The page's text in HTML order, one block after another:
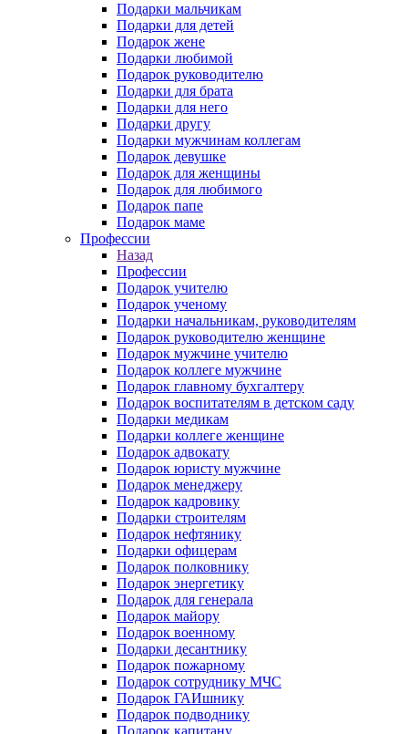
Подарки мальчикам
Подарки для детей
Подарок жене
Подарки любимой
Подарок руководителю
Подарки для брата
Подарки для него
Подарки другу
Подарки мужчинам коллегам
Подарок девушке
Подарок для женщины
Подарок для любимого
Подарок папе
Подарок маме
Профессии
Назад
Профессии
Подарок учителю
Подарок ученому
Подарки начальникам, руководителям
Подарок руководителю женщине
Подарок мужчине учителю
Подарок коллеге мужчине
Подарок главному бухгалтеру
Подарок воспитателям в детском саду
Подарки медикам
Подарки коллеге женщине
Подарок адвокату
Подарок юристу мужчине
Подарок менеджеру
Подарок кадровику
Подарки строителям
Подарок нефтянику
Подарки офицерам
Подарок полковнику
Подарок энергетику
Подарок для генерала
Подарок майору
Подарок военному
Подарки десантнику
Подарок пожарному
Подарок сотруднику МЧС
Подарок ГАИшнику
Подарок подводнику
Подарок капитану